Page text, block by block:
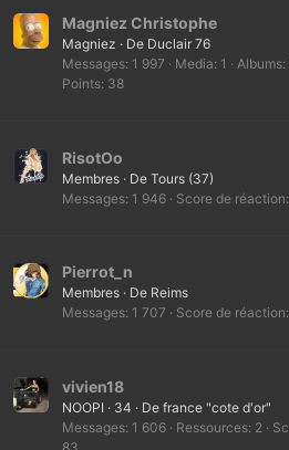
Magniez Christophe
Magniez · De Duclair 76
Messages 1 997 Media 1 Albums
Points 38
RisotOo
Membres · De Tours (37)
Messages 1 946 Score de réaction
Pierrot_n
Membres · De Reims
Messages 1 707 Score de réaction
vivien18
NOOPI · 34 · De france "cote d'or"
Messages 1 606 Ressources 2